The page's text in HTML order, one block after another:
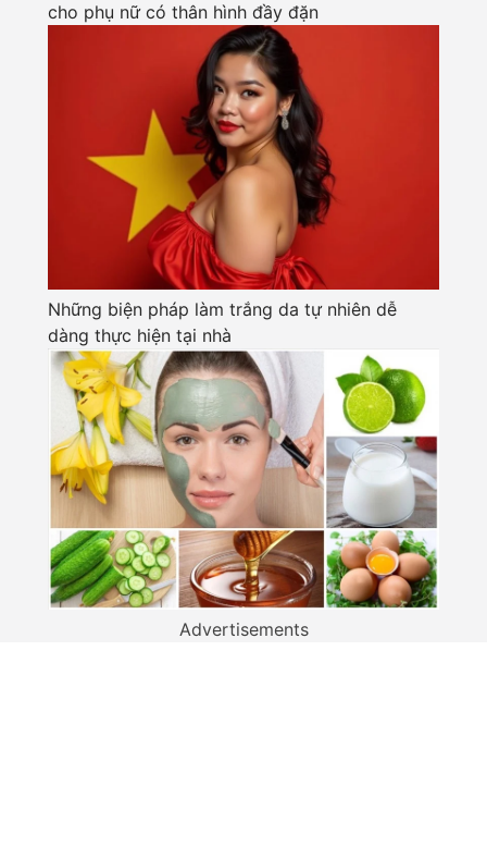
cho phụ nữ có thân hình đầy đặn
Những biện pháp làm trắng da tự nhiên dễ
dàng thực hiện tại nhà
Advertisements